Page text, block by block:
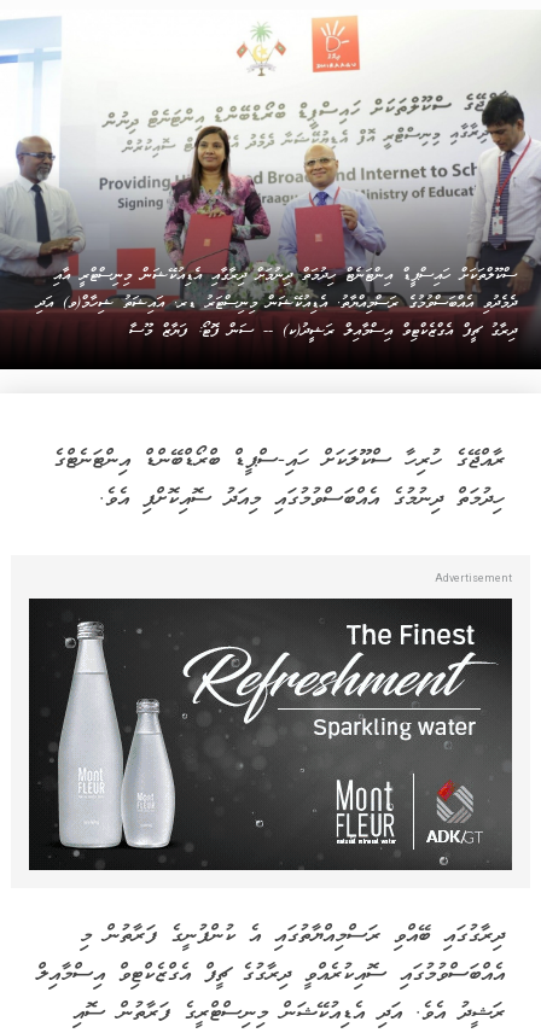
ސްކޫލްތަކަށް ހައިސްޕީޑް އިންޓަނެޓް ހިދުމަތް ދިނުމަށް ދިރާގާއި އެޑިއުކޭޝަން މިނިސްޓްރީ އާއި
ދެމެދުވި އެއްބަސްވުމުގެ ރަސްމިއްޔާތު. އެޑިއުކޭޝަން މިނިސްޓަރު ޑރ. އައިޝަތު ޝިހާމް(ވ) އަދި
ދިރާގު ޗީފް އެގްޒެކްޓިވް އިސްމާއިލް ރަޝީދު(ކ) -- ސަން ފޮޓޯ: ފަޔާޒް މޫސާ
ރާއްޖޭގެ ހުރިހާ ސްކޫލަކަށް ހައި-ސްޕީޑް ބްރޯޑްބޭންޑް އިންޓަނެޓްގެ
ހިދުމަތް ދިނުމުގެ އެއްބަސްވުމުގައި މިއަދު ސޮއިކޮށްފި އެވެ.
ދިރާގުގައި ބޭއްވި ރަސްމިއްޔާތުގައި އެ ކުންފުނީގެ ފަރާތުން މި
އެއްބަސްވުމުގައި ސޮއިކުރެއްވީ ދިރާގުގެ ޗީފް އެގްޒެކްޓިވް އިސްމާއިލް
ރަޝީދު އެވެ. އަދި އެޑިއުކޭޝަން މިނިސްޓްރީގެ ފަރާތުން ސޮއި